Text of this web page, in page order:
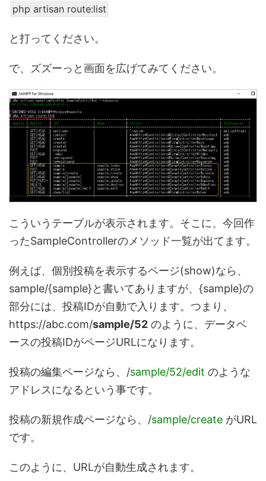
php artisan route:list
と打ってください。
で、ズズーっと画面を広げてみてください。
こういうテーブルが表示されます。そこに、今回作
ったSampleControllerのメソッド一覧が出てます。
例えば、個別投稿を表示するページ(show)なら、
sample/{sample}と書いてありますが、{sample}の
部分には、投稿IDが自動で入ります。つまり、
https://abc.com/sample/52 のように、データベ
ースの投稿IDがページURLになります。
投稿の編集ページなら、/sample/52/edit のような
アドレスになるという事です。
投稿の新規作成ページなら、/sample/create がURL
です。
このように、URLが自動生成されます。